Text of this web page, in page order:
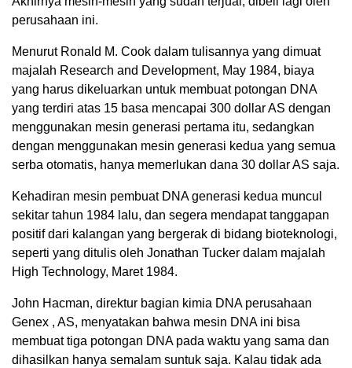
perusahaan ini.
Menurut Ronald M. Cook dalam tulisannya yang dimuat
majalah Research and Development, May 1984, biaya
yang harus dikeluarkan untuk membuat potongan DNA
yang terdiri atas 15 basa mencapai 300 dollar AS dengan
menggunakan mesin generasi pertama itu, sedangkan
dengan menggunakan mesin generasi kedua yang semua
serba otomatis, hanya memerlukan dana 30 dollar AS saja.
Kehadiran mesin pembuat DNA generasi kedua muncul
sekitar tahun 1984 lalu, dan segera mendapat tanggapan
positif dari kalangan yang bergerak di bidang bioteknologi,
seperti yang ditulis oleh Jonathan Tucker dalam majalah
High Technology, Maret 1984.
John Hacman, direktur bagian kimia DNA perusahaan
Genex , AS, menyatakan bahwa mesin DNA ini bisa
membuat tiga potongan DNA pada waktu yang sama dan
dihasilkan hanya semalam suntuk saja. Kalau tidak ada